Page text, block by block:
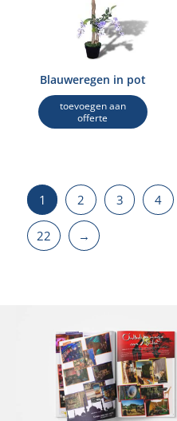
Blauweregen in pot
toevoegen aan
offerte
1 2 3 4
22 →